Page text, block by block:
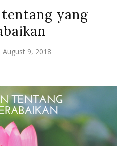
yang
August 9, 2018